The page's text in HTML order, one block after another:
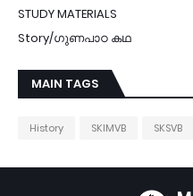
STUDY MATERIALS
Story/ഗുണപാഠ കഥ
MAIN TAGS
History SKIMVB SKSVB